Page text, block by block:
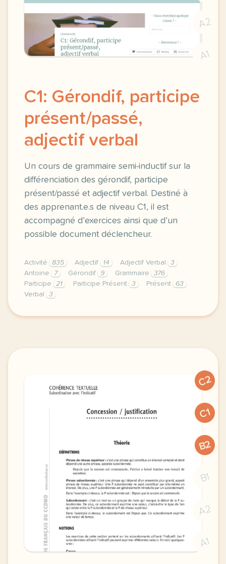
A2
A1
C1: Gérondif, participe
présent/passé,
adjectif verbal
Un cours de grammaire semi-inductif sur la
différenciation des gérondif, participe
présent/passé et adjectif verbal. Destiné à
des apprenant.e.s de niveau C1, il est
accompagné d’exercices ainsi que d’un
possible document déclencheur.
Activité 835 Adjectif 14 Adjectif Verbal
3
Antoine
7 Gérondif 9 Grammaire
376
Participe
21 Participe Présent 3 Présent
63
Verbal
3
bonjour a tous nous camille manon avons
C2
C1
B2
B1
A2
A1